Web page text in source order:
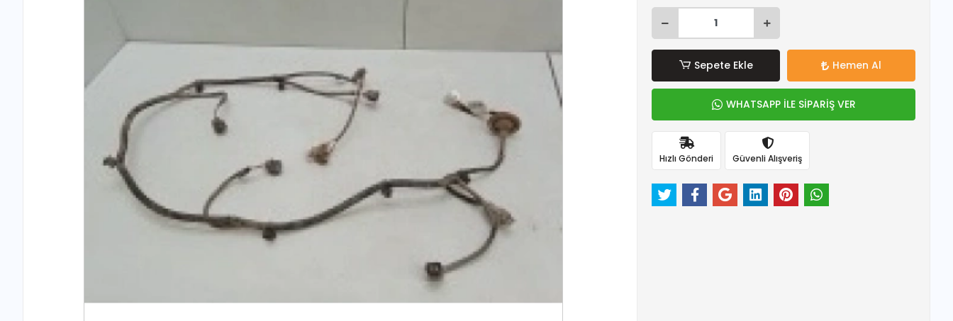
Sepete Ekle Hemen Al
WHATSAPP İLE SİPARİŞ VER
Hızlı Gönderi Güvenli Alışveriş